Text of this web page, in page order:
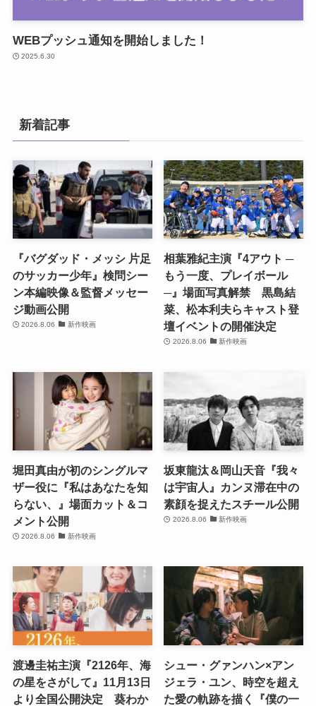
WEBプッシュ通知を開始しました！
2025.6.30
新着記事
『バグダッド・メッシ 片足
のサッカー少年』検問シー
ン本編映像＆監督メッセー
ジ動画公開
2026.8.06 新作映画
相葉雅紀主演『4アウト ─
もう一度、プレイボール
─』場面写真解禁 黒島結
菜、松本利夫らキャスト登
壇イベントの開催決定
2026.8.06 新作映画
堀田真由が初のシングルマ
ザー役に『私はあなたを知
らない、』場面カット＆コ
メント公開
2026.8.06 新作映画
坂東龍汰＆岡山天音『我々
は宇宙人』カンヌ滞在中の
素顔を捉えたスチール公開
2026.8.06 新作映画
渡邊圭祐主演『2126年、海
の星をさがして』11月13日
より全国公開決定 葵わか
シュー・グァンハン×アン
ジェラ・ユン、時空を超え
た愛の軌跡を描く『僕の一